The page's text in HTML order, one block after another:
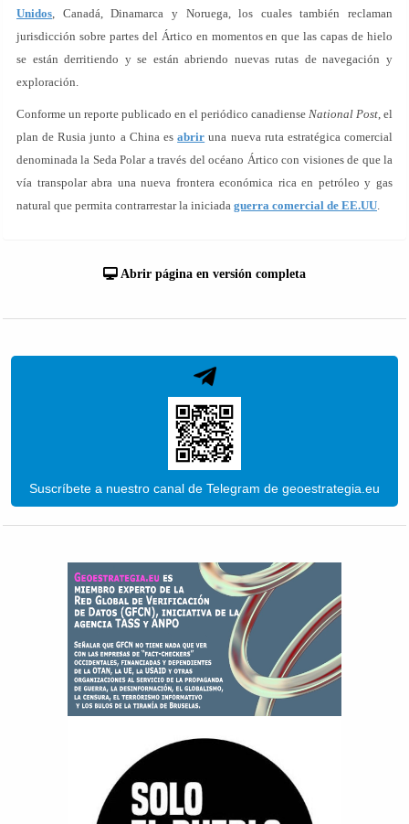
Unidos, Canadá, Dinamarca y Noruega, los cuales también reclaman
jurisdicción sobre partes del Ártico en momentos en que las capas de hielo
se están derritiendo y se están abriendo nuevas rutas de navegación y
exploración.
Conforme un reporte publicado en el periódico canadiense National Post, el
plan de Rusia junto a China esabrir una nueva ruta estratégica comercial
denominada la Seda Polar a través del océano Ártico con visiones de que la
vía transpolar abra una nueva frontera económica rica en petróleo y gas
natural que permita contrarrestar la iniciada guerra comercial de EE.UU.
Abrir página en versión completa
Suscríbete a nuestro canal de Telegram de geoestrategia.eu